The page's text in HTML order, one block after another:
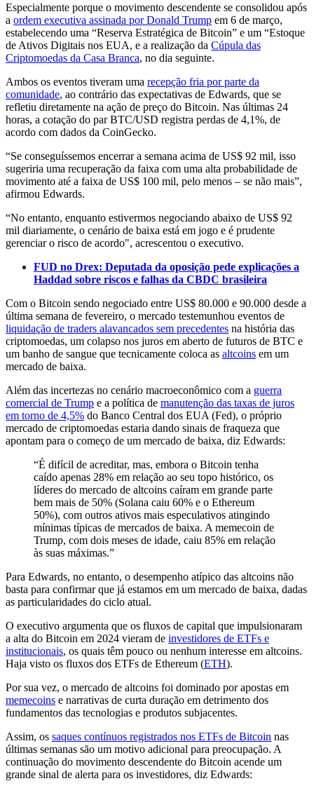
Especialmente porque o movimento descendente se consolidou após
a ordem executiva assinada por Donald Trump em 6 de março,
estabelecendo uma “Reserva Estratégica de Bitcoin” e um “Estoque
de Ativos Digitais nos EUA, e a realização da Cúpula das
Criptomoedas da Casa Branca, no dia seguinte.
Ambos os eventos tiveram uma recepção fria por parte da
comunidade, ao contrário das expectativas de Edwards, que se
refletiu diretamente na ação de preço do Bitcoin. Nas últimas 24
horas, a cotação do par BTC/USD registra perdas de 4,1%, de
acordo com dados da CoinGecko.
“Se conseguíssemos encerrar a semana acima de US$ 92 mil, isso
sugeriria uma recuperação da faixa com uma alta probabilidade de
movimento até a faixa de US$ 100 mil, pelo menos – se não mais”,
afirmou Edwards.
“No entanto, enquanto estivermos negociando abaixo de US$ 92
mil diariamente, o cenário de baixa está em jogo e é prudente
gerenciar o risco de acordo", acrescentou o executivo.
FUD no Drex: Deputada da oposição pede explicações a
Haddad sobre riscos e falhas da CBDC brasileira
Com o Bitcoin sendo negociado entre US$ 80.000 e 90.000 desde a
última semana de fevereiro, o mercado testemunhou eventos de
liquidação de traders alavancados sem precedentes na história das
criptomoedas, um colapso nos juros em aberto de futuros de BTC e
um banho de sangue que tecnicamente coloca as altcoins em um
mercado de baixa.
Além das incertezas no cenário macroeconômico com a guerra
comercial de Trump e a política de manutenção das taxas de juros
em torno de 4,5% do Banco Central dos EUA (Fed), o próprio
mercado de criptomoedas estaria dando sinais de fraqueza que
apontam para o começo de um mercado de baixa, diz Edwards:
“É difícil de acreditar, mas, embora o Bitcoin tenha
caído apenas 28% em relação ao seu topo histórico, os
líderes do mercado de altcoins caíram em grande parte
bem mais de 50% (Solana caiu 60% e o Ethereum
50%), com outros ativos mais especulativos atingindo
mínimas típicas de mercados de baixa. A memecoin de
Trump, com dois meses de idade, caiu 85% em relação
às suas máximas.”
Para Edwards, no entanto, o desempenho atípico das altcoins não
basta para confirmar que já estamos em um mercado de baixa, dadas
as particularidades do ciclo atual.
O executivo argumenta que os fluxos de capital que impulsionaram
a alta do Bitcoin em 2024 vieram de investidores de ETFs e
institucionais, os quais têm pouco ou nenhum interesse em altcoins.
Haja visto os fluxos dos ETFs de Ethereum (ETH).
Por sua vez, o mercado de altcoins foi dominado por apostas em
memecoins e narrativas de curta duração em detrimento dos
fundamentos das tecnologias e produtos subjacentes.
Assim, os saques contínuos registrados nos ETFs de Bitcoin nas
últimas semanas são um motivo adicional para preocupação. A
continuação do movimento descendente do Bitcoin acende um
grande sinal de alerta para os investidores, diz Edwards: